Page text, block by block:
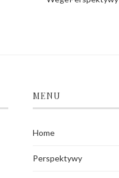
MENU
Home
Perspektywy